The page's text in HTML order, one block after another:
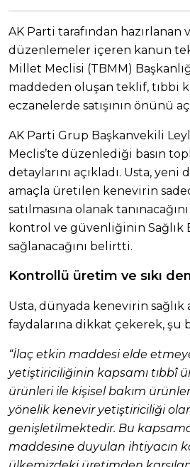
AK Parti tarafından hazırlanan
düzenlemeler içeren kanun
Millet Meclisi (TBMM)
maddeden oluşan teklif, tıbbi
eczanelerde satışının önünü
AK Parti Grup Başkanvekili
Meclis’te düzenlediği basın
detaylarını açıkladı. Usta, yeni
amaçla üretilen kenevirin
satılmasına olanak
kontrol ve güvenliğinin Sağlık
sağlanacağını belirtti.
Kontrollü üretim ve sıkı
Usta, dünyada kenevirin sağlık
faydalarına dikkat çekerek, şu
“İlaç etkin maddesi elde
yetiştiriciliğinin kapsamı tıbbî
ürünleri ile kişisel bakım
yönelik kenevir yetiştiriciliği
genişletilmektedir. Bu
maddesine duyulan ihtiyacın